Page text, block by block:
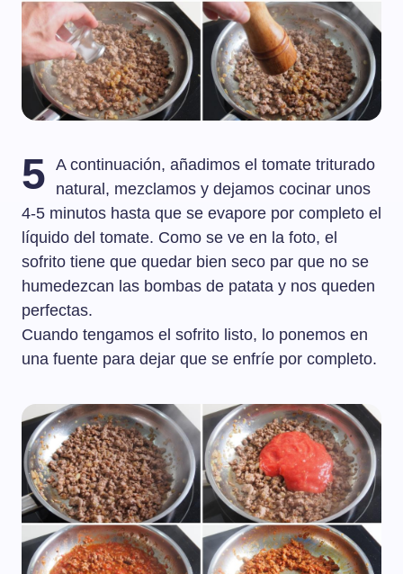
5
A continuación, añadimos el tomate triturado
natural, mezclamos y dejamos cocinar unos
4-5 minutos hasta que se evapore por completo el
líquido del tomate. Como se ve en la foto, el
sofrito tiene que quedar bien seco par que no se
humedezcan las bombas de patata y nos queden
perfectas.
Cuando tengamos el sofrito listo, lo ponemos en
una fuente para dejar que se enfríe por completo.